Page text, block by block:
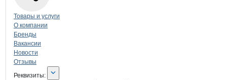
Навигация по странице
Товары и услуги
О компании
Бренды
Вакансии
Новости
Отзывы
О компании
Реквизиты
Реквизиты: